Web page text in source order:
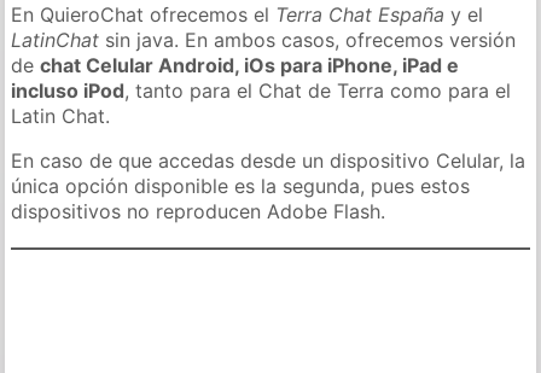
En QuieroChat ofrecemos el Terra Chat España y el
LatinChat sin java. En ambos casos, ofrecemos versión
dechat Celular Android, iOs para iPhone, iPad e
incluso iPod, tanto para el Chat de Terra como para el
Latin Chat.
En caso de que accedas desde un dispositivo Celular, la
única opción disponible es la segunda, pues estos
dispositivos no reproducen Adobe Flash.